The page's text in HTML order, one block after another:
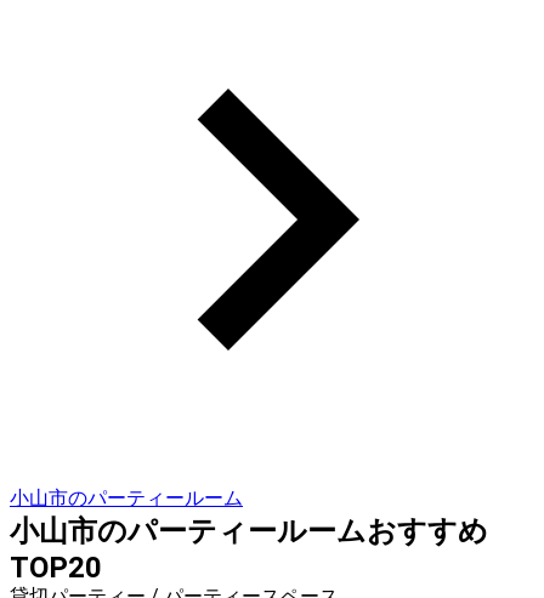
小山市のパーティールーム
小山市のパーティールームおすすめ
TOP20